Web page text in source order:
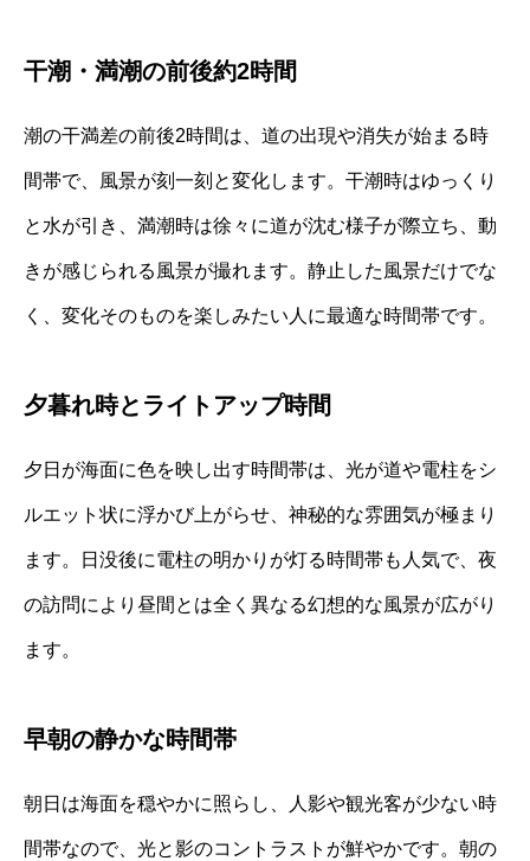
干潮・満潮の前後約2時間
潮の干満差の前後2時間は、道の出現や消失が始まる時
間帯で、風景が刻一刻と変化します。干潮時はゆっくり
と水が引き、満潮時は徐々に道が沈む様子が際立ち、動
きが感じられる風景が撮れます。静止した風景だけでな
く、変化そのものを楽しみたい人に最適な時間帯です。
夕暮れ時とライトアップ時間
夕日が海面に色を映し出す時間帯は、光が道や電柱をシ
ルエット状に浮かび上がらせ、神秘的な雰囲気が極まり
ます。日没後に電柱の明かりが灯る時間帯も人気で、夜
の訪問により昼間とは全く異なる幻想的な風景が広がり
ます。
早朝の静かな時間帯
朝日は海面を穏やかに照らし、人影や観光客が少ない時
間帯なので、光と影のコントラストが鮮やかです。朝の